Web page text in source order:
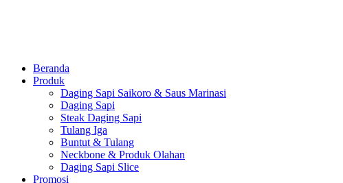
Beranda
Produk
Daging Sapi Saikoro & Saus Marinasi
Daging Sapi
Steak Daging Sapi
Tulang Iga
Buntut & Tulang
Neckbone & Produk Olahan
Daging Sapi Slice
Promosi